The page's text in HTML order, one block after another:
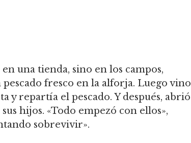
una tienda, sino en los campos,
fresco en la alforja. Luego vino
y repartía el pescado. Y después, abrió
hijos. «Todo empezó con ellos»,
sobrevivir».